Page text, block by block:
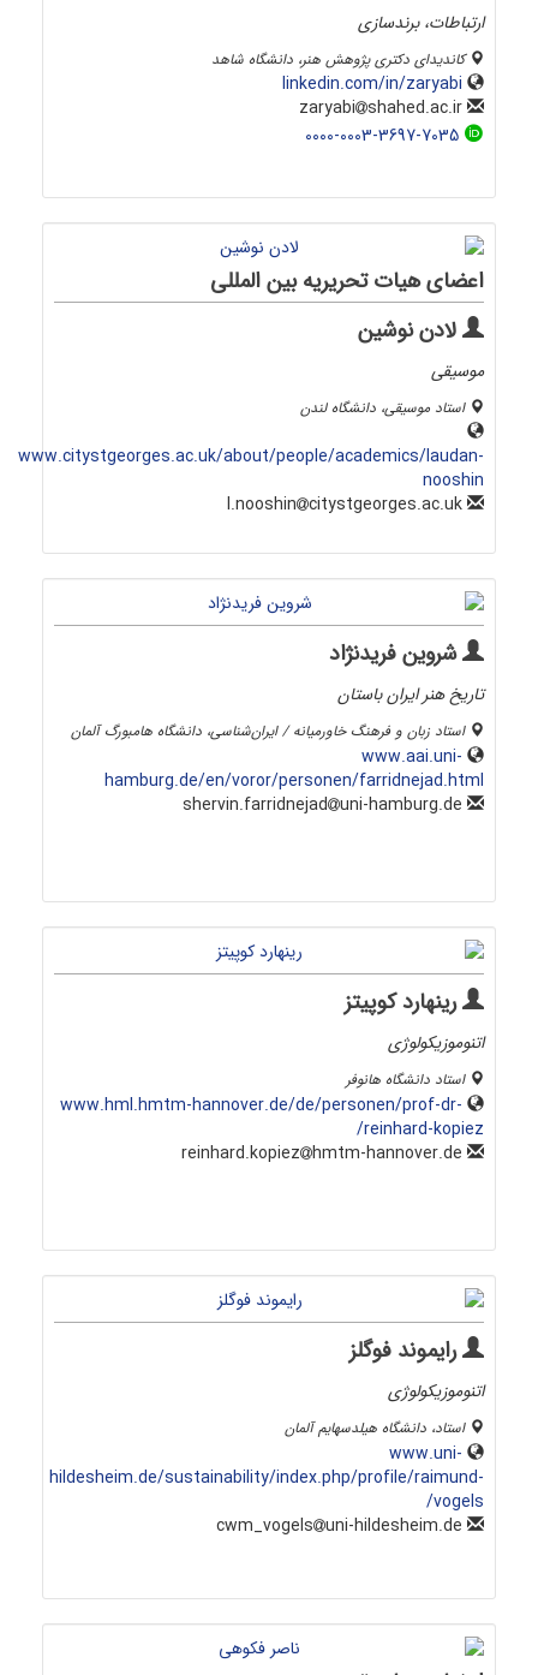
ارتباطات، برندسازی
کاندیدای دکتری پژوهش هنر، دانشگاه شاهد
linkedin.com/in/zaryabi
shahed.ac.ir
0000-0003-3697-7035
اعضای هیات تحریریه بین المللی
لادن نوشین
موسیقی
استاد موسیقی، دانشگاه لندن
www.citystgeorges.ac.uk/about/people/academics/laudan-
nooshin
citystgeorges.ac.uk
شروین فریدنژاد
تاریخ هنر ایران باستان
استاد زبان و فرهنگ خاورمیانه / ایران‌شناسی، دانشگاه هامبورگ آلمان
www.aai.uni-
hamburg.de/en/voror/personen/farridnejad.html
uni-hamburg.de
رینهارد کوپیتز
اتنوموزیکولوژی
استاد دانشگاه هانوفر
www.hml.hmtm-hannover.de/de/personen/prof-dr-
reinhard-kopiez/
hmtm-hannover.de
رایموند فوگلز
اتنوموزیکولوژی
استاد، دانشگاه هیلدسهایم آلمان
www.uni-
hildesheim.de/sustainability/index.php/profile/raimund-
vogels/
uni-hildesheim.de